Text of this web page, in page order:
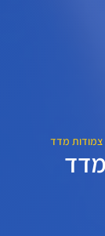
צמודות מדד